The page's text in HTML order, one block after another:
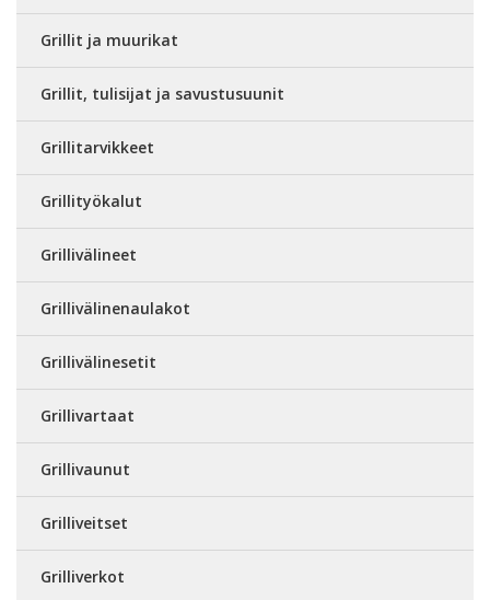
Grillit ja muurikat
Grillit, tulisijat ja savustusuunit
Grillitarvikkeet
Grillityökalut
Grillivälineet
Grillivälinenaulakot
Grillivälinesetit
Grillivartaat
Grillivaunut
Grilliveitset
Grilliverkot